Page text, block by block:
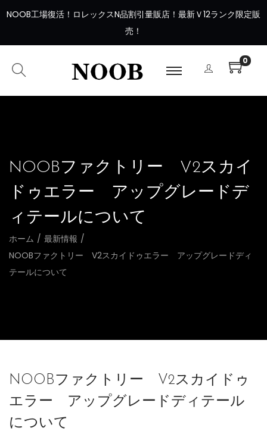
NOOB工場復活 ！ ロレックスN品割引量販店！最新Ｖ12ランク限定販
売！
0
NOOBファクトリー V2スカイ
ドゥエラー アップグレードデ
ィテールについて
ホーム / 最新情報 /
NOOBファクトリー V2スカイドゥエラー アップグレードディ
テールについて
NOOBファクトリー V2スカイドゥ
エラー アップグレードディテール
について